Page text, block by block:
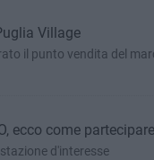
Village
il punto vendita del
ecco come partecipare
d'interesse